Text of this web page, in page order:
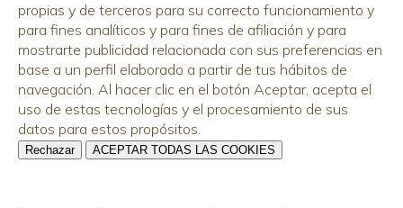
propias y de terceros para su correcto funcionamiento y
para fines analíticos y para fines de afiliación y para
mostrarte publicidad relacionada con sus preferencias en
base a un perfil elaborado a partir de tus hábitos de
navegación. Al hacer clic en el botón Aceptar, acepta el
uso de estas tecnologías y el procesamiento de sus
datos para estos propósitos.
Rechazar ACEPTAR TODAS LAS COOKIES